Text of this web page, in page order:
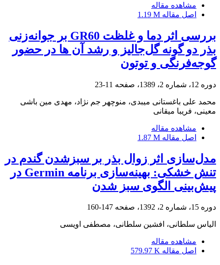
مشاهده مقاله
اصل مقاله 1.19 M
بررسی اثر دما و غلظت GR60 بر جوانه‌زنی
بذر دو گونه گل‌جالیز و رشد آن ها در حضور
گوجه‌فرنگی و توتون
دوره 12، شماره 2، 1389، صفحه 11-23
محمد علی باغستانی میبدی، منوچهر جم نژاد، مهدی مین باشی
معینی، فریبا میقانی
مشاهده مقاله
اصل مقاله 1.87 M
مدل‌سازی اثر زوال بذر بر سبزشدن گندم در
تنش خشکی: بهینه‌سازی برنامه Germin در
پیش‌بینی الگوی سبز شدن
دوره 15، شماره 2، 1392، صفحه 147-160
الیاس سلطانی، افشین سلطانی، مصطفی اویسی
مشاهده مقاله
اصل مقاله 579.97 K